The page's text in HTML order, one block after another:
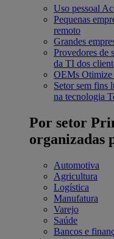
Uso pessoal
Pequenas
remoto
Grandes
Provedores de
da TI dos
OEMs Otimize
Setor sem fins
na tecnologia
Por setor
organizadas
Automotiva
Agricultura
Logística
Manufatura
Varejo
Saúde
Bancos e